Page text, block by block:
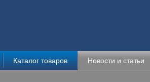
Каталог товаров Новости и статьи